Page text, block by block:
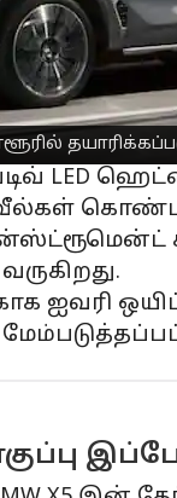
Curved
LED
கொண்ட
ஐவரி